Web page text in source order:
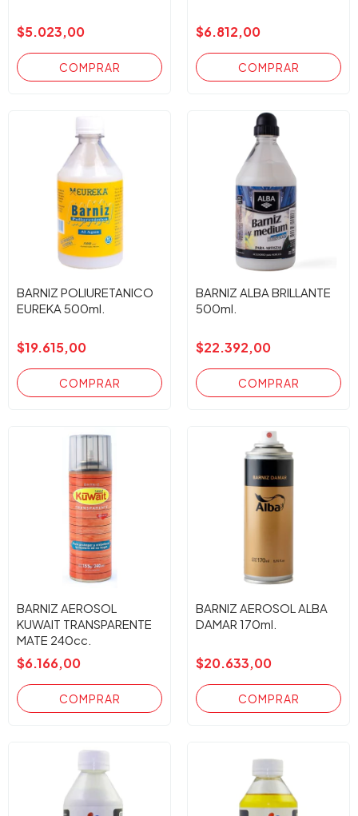
$5.023,00 $6.812,00
BARNIZ POLIURETANICO
EUREKA 500ml.
$19.615,00
BARNIZ ALBA BRILLANTE
500ml.
$22.392,00
BARNIZ AEROSOL
KUWAIT TRANSPARENTE
MATE 240cc.
$6.166,00
BARNIZ AEROSOL ALBA
DAMAR 170ml.
$20.633,00